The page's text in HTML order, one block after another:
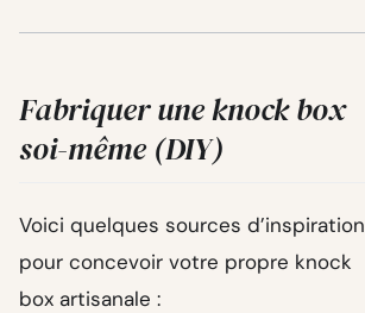
Fabriquer une knock box
soi-même (DIY)
Voici quelques sources d’inspiration
pour concevoir votre propre knock
box artisanale :